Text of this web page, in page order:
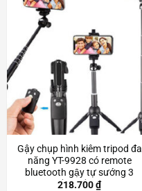
Gậy chụp hình kiêm tripod đa
năng YT-9928 có remote
bluetooth gậy tự sướng 3
chân chắc chắn Scd3619
218.700₫